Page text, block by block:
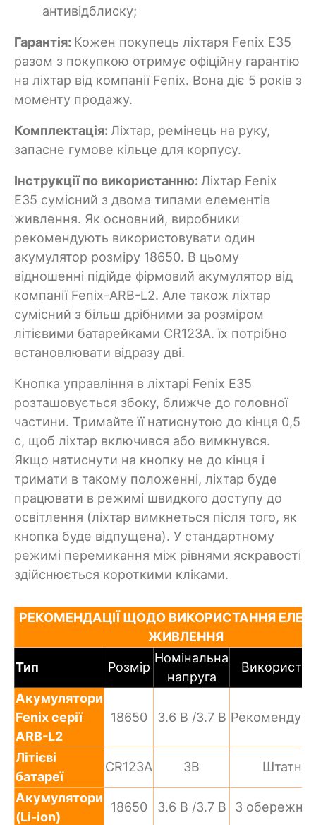
антивідблиску;
Гарантія: Кожен покупець ліхтаря Fenix E35
разом з покупкою отримує офіційну гарантію
на ліхтар від компанії Fenix. Вона діє 5 років з
моменту продажу.
Комплектація: Ліхтар, ремінець на руку,
запасне гумове кільце для корпусу.
Інструкції по використанню: Ліхтар Fenix
E35 сумісний з двома типами елементів
живлення. Як основний, виробники
рекомендують використовувати один
акумулятор розміру 18650. В цьому
відношенні підійде фірмовий акумулятор від
компанії Fenix-ARB-L2. Але також ліхтар
сумісний з більш дрібними за розміром
літієвими батарейками CR123A. їх потрібно
встановлювати відразу дві.
Кнопка управління в ліхтарі Fenix E35
розташовується збоку, ближче до головної
частини. Тримайте її натиснутою до кінця 0,5
с, щоб ліхтар включився або вимкнувся.
Якщо натиснути на кнопку не до кінця і
тримати в такому положенні, ліхтар буде
працювати в режимі швидкого доступу до
освітлення (ліхтар вимкнеться після того, як
кнопка буде відпущена). У стандартному
режимі перемикання між рівнями яскравості
здійснюється короткими кліками.
РЕКОМЕНДАЦІЇ ЩОДО ВИКОРИСТАННЯ
ЖИВЛЕННЯ
Тип Розмір
Номінальна
напруга
Акумулятори
Fenix серії
ARB-L2
18650 3.6 В /3.7 В
Літієві
батареї
CR123A 3В Штатно
Акумулятори
(Li-ion)
18650 3.6 В /3.7 В З